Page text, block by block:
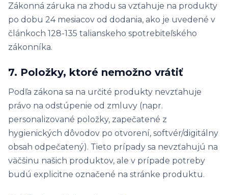
Zákonná záruka na zhodu sa vzťahuje na produkty
po dobu 24 mesiacov od dodania, ako je uvedené v
článkoch 128-135 talianskeho spotrebiteľského
zákonníka.
7. Položky, ktoré nemožno vrátiť
Podľa zákona sa na určité produkty nevzťahuje
právo na odstúpenie od zmluvy (napr.
personalizované položky, zapečatené z
hygienických dôvodov po otvorení, softvér/digitálny
obsah odpečatený). Tieto prípady sa nevzťahujú na
väčšinu našich produktov, ale v prípade potreby
budú explicitne označené na stránke produktu.